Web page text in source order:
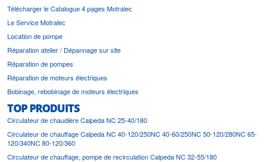
Télécharger le Catalogue 4 pages Motralec
Le Service Motralec
Location de pompe
Réparation atelier / Dépannage sur site
Réparation de pompes
Réparation de moteurs électriques
Bobinage, rebobinage de moteurs électriques
TOP PRODUITS
Circulateur de chaudière Calpeda NC 25-40/180
Circulateur de chauffage Calpeda NC 40-120/250NC 40-60/250NC 50-120/280NC 65-
120/340NC 80-120/360
Circulateur de chauffage, pompe de recirculation Calpeda NC 32-55/180